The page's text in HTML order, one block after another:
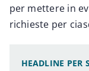
per mettere in
richieste per
HEADLINE PER